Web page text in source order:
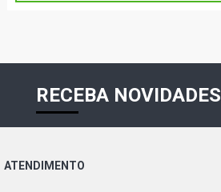
RECEBA NOVIDADES
ATENDIMENTO